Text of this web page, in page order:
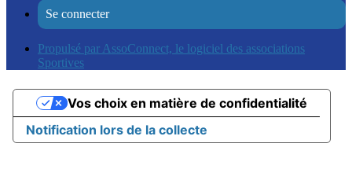
Se connecter
Propulsé par AssoConnect, le logiciel des associations
Sportives
Notification lors de la collecte
Vos choix en matière de confidentialité